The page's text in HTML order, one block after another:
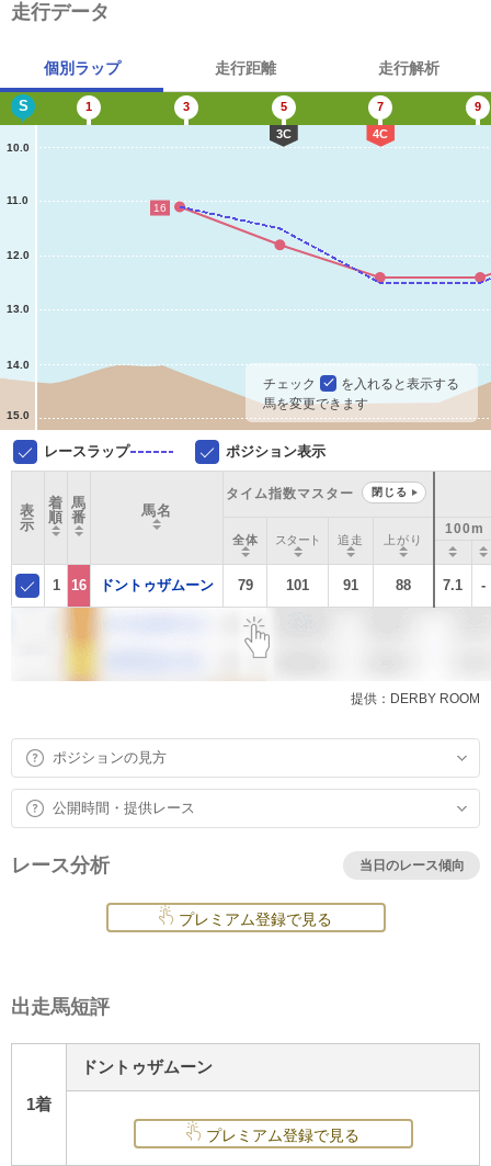
走行データ
個別ラップ 走行距離 走行解析
10.0
11.0
12.0
13.0
14.0
15.0
S 1 3 5
3C
7
4C
9
16
チェック
を入れると表示する
馬を変更できます
レースラップ ポジション表示
表
示
着
順
馬
番
馬名
タイム指数マスター 閉じる
全体 スタート 追走 上がり
100m
1 16 ドントゥザムーン 79 101 91 88 7.1 -
提供：DERBY ROOM
ポジションの見方
公開時間・提供レース
レース分析 当日のレース傾向
プレミアム登録で見る
出走馬短評
1着
ドントゥザムーン
プレミアム登録で見る